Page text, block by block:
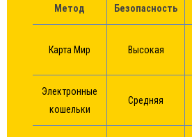
Метод Безопасность
Карта Мир Высокая
Электронные
кошельки
Средняя